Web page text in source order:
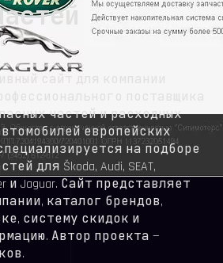
сайт для компании
частей и расходных
европейских
на подборе
для Škoda, Audi, SEAT,
и Jaguar. Сайт представляет
каталог брендов,
систему скидок и
Автор проекта —